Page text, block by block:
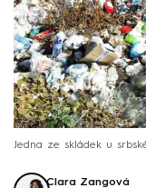
Jedna ze skládek u
Clara Zangová